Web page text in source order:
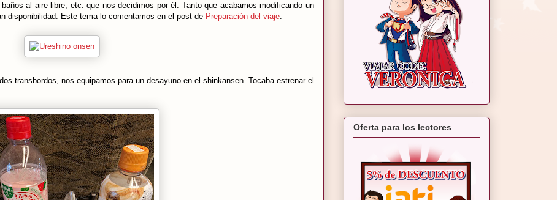
al aire libre, etc. que nos decidimos por él. Tanto que acabamos modificando un
disponibilidad. Este tema lo comentamos en el post de Preparación del viaje.
transbordos, nos equipamos para un desayuno en el shinkansen. Tocaba estrenar el
Oferta para los lectores